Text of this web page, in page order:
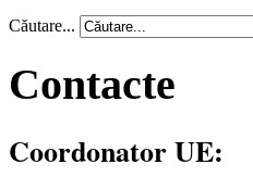
Căutare...
Contacte
Coordonator UE: